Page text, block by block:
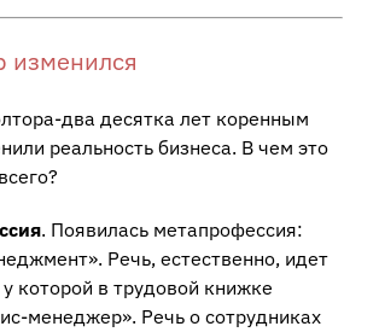
изменился
два десятка лет коренным
реальность бизнеса. В чем это
. Появилась метапрофессия:
Речь, естественно, идет
которой в трудовой книжке
менеджер». Речь о сотрудниках